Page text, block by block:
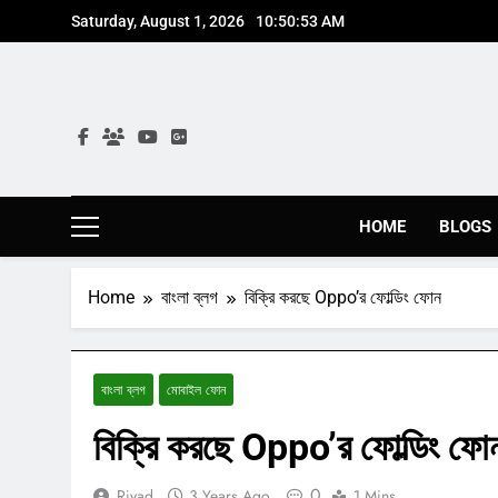
to
Saturday, August 1, 2026 10:50:54 AM
HOME BLOGS
Home বাংলা ব্লগ বিক্রি করছে Oppo’র ফোল্ডিং ফোন
বাংলা ব্লগ মোবাইল ফোন
বিক্রি করছে Oppo’র ফোল্ডিং